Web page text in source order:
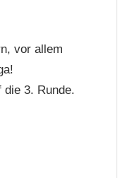
vor allem
die 3. Runde.